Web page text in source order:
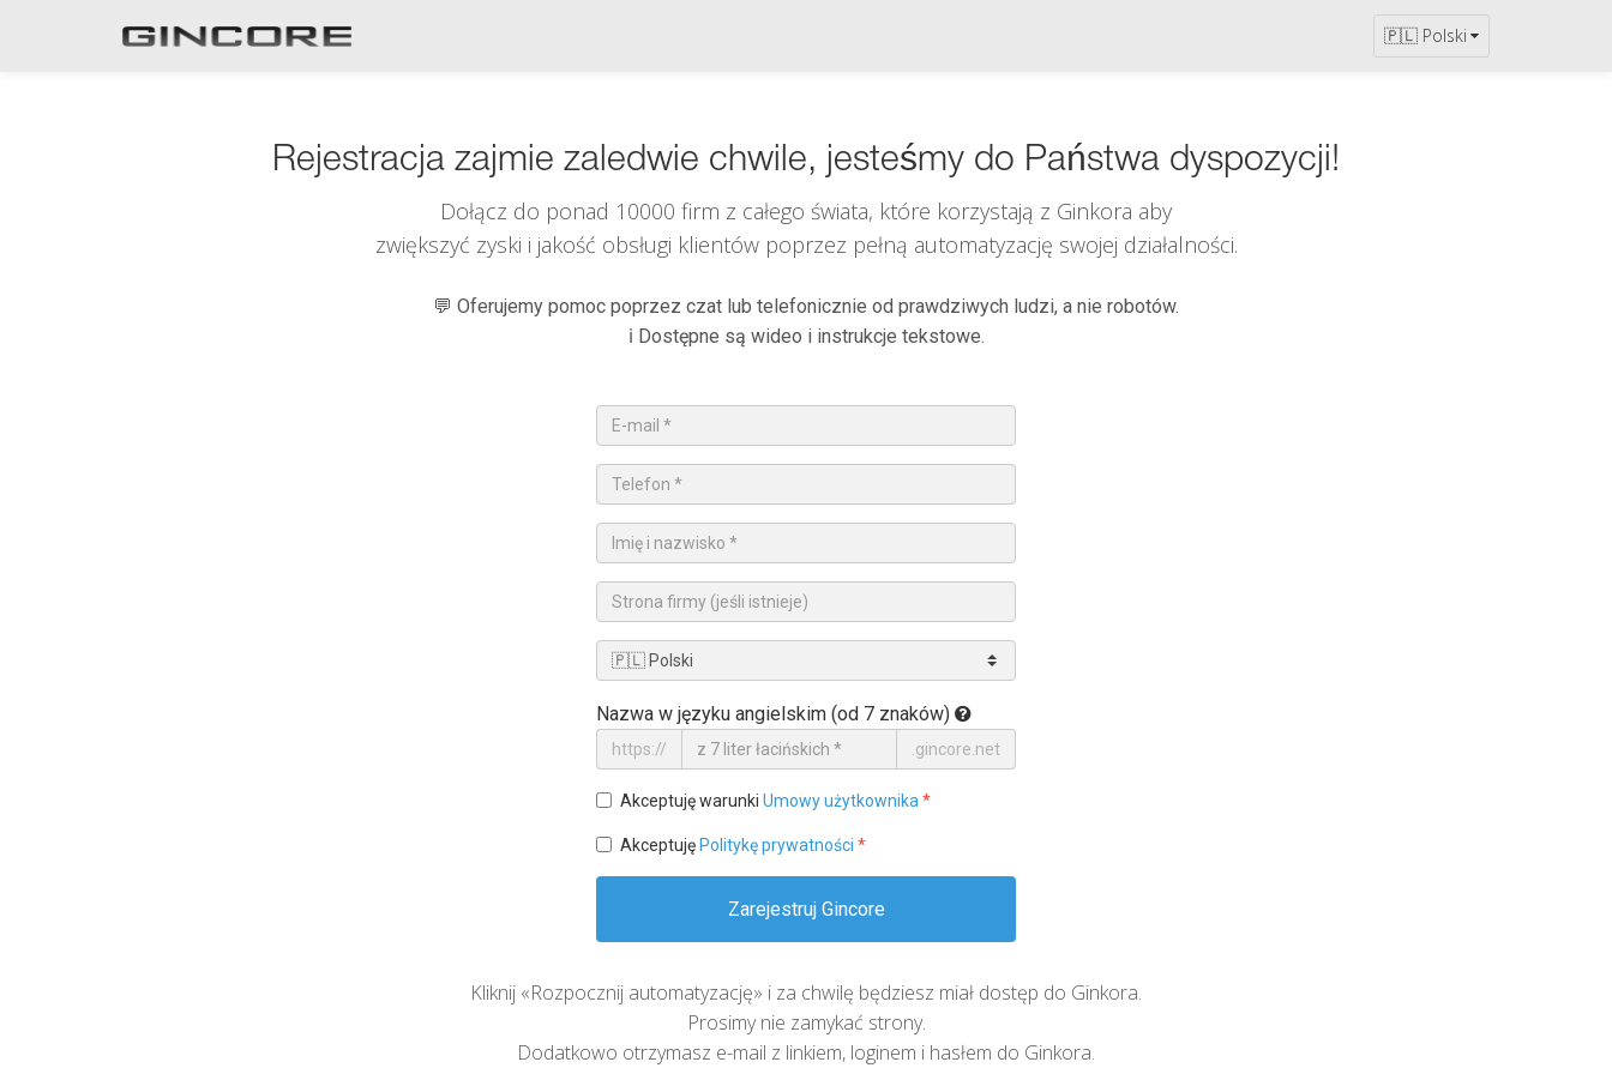
🇵🇱 Polski
Rejestracja zajmie zaledwie chwile, jesteśmy do Państwa dyspozycji!
Dołącz do ponad 10000 firm z całego świata, które korzystają z Ginkora aby
zwiększyć zyski i jakość obsługi klientów poprzez pełną automatyzację swojej działalności.
💬 Oferujemy pomoc poprzez czat lub telefonicznie od prawdziwych ludzi, a nie robotów.
ℹ️ Dostępne są wideo i instrukcje tekstowe.
Nazwa w języku angielskim (od 7 znaków)
https:// .gincore.net
Akceptuję warunki Umowy użytkownika *
Akceptuję Politykę prywatności *
Zarejestruj Gincore
Kliknij «Rozpocznij automatyzację» i za chwilę będziesz miał dostęp do Ginkora.
Prosimy nie zamykać strony.
Dodatkowo otrzymasz e-mail z linkiem, loginem i hasłem do Ginkora.